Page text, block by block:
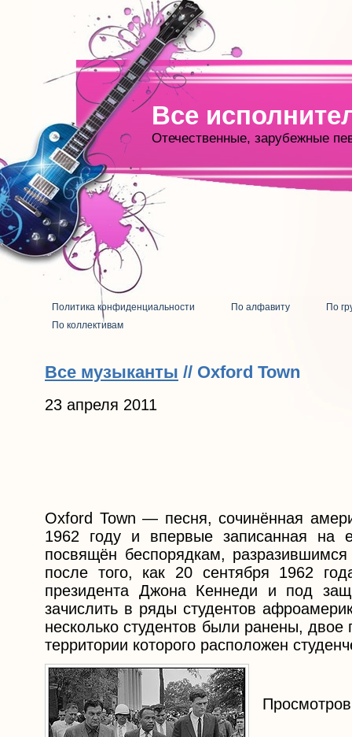
Все
Отечественные, зарубежные
Политика конфиденциальности По алфавиту
По
По коллективам
Все музыканты // Oxford Town
23 апреля 2011
Oxford Town — песня, сочинённая
1962 году и впервые записанная на
посвящён беспорядкам,
после того, как 20 сентября 1962
президента Джона Кеннеди и под
зачислить в ряды студентов
несколько студентов были ранены,
территории которого расположен